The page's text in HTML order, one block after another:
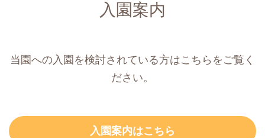
入園案内
当園への入園を検討されている方はこちらをご覧く
ださい。
入園案内はこちら